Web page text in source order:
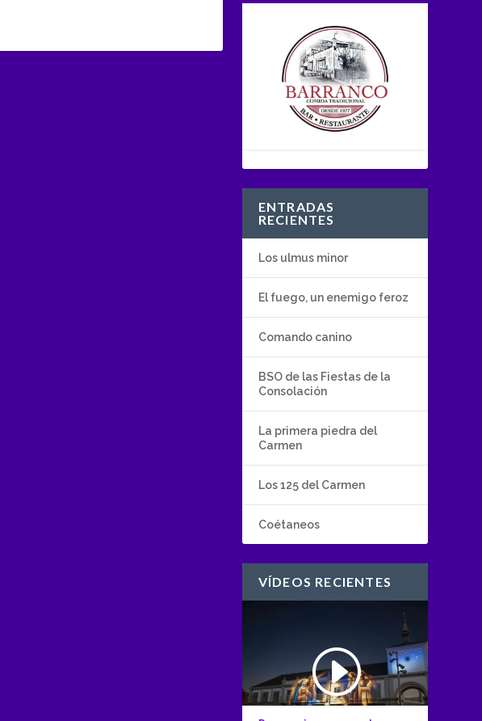
ENTRADAS
RECIENTES
Los ulmus minor
El fuego, un enemigo feroz
Comando canino
BSO de las Fiestas de la
Consolación
La primera piedra del
Carmen
Los 125 del Carmen
Coétaneos
VÍDEOS RECIENTES